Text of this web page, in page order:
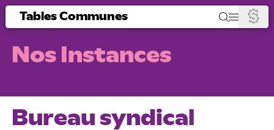
Tables Communes
Nos Instances
Bureau syndical